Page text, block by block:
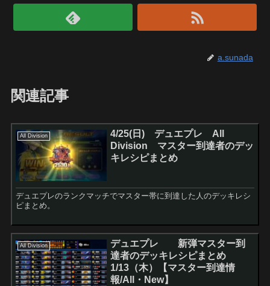
a.sunada
関連記事
All Division
4/25(日) デュエプレ All
Division マスター到達者のデッ
キレシピまとめ
デュエプレのランクマッチでマスター帯に到達した人のデッキレシ
ピまとめ。
All Division
デュエプレ 新弾マスター到
達者のデッキレシピまとめ
1/13（木）【マスター到達情
報/All・New】